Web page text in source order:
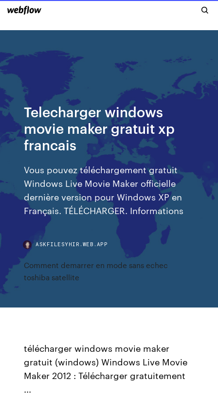
Telecharger windows
movie maker gratuit xp
francais
Vous pouvez téléchargement gratuit
Windows Live Movie Maker officielle
dernière version pour Windows XP en
Français. TÉLÉCHARGER. Informations
ASKFILESYHIR.WEB.APP
Comment demarrer en mode sans echec
toshiba satellite
télécharger windows movie maker
gratuit (windows) Windows Live Movie
Maker 2012 : Télécharger gratuitement
...